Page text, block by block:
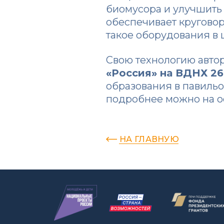
биомусора и улучшить
обеспечивает
такое оборудования в
Свою технологию
«Россия» на ВДНХ
образования в
подробнее можно на
НА ГЛАВНУЮ